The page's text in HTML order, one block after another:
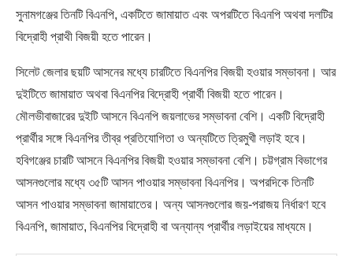
সুনামগঞ্জের তিনটি বিএনপি, একটিতে জামায়াত এবং অপরটিতে বিএনপি অথবা দলটির
বিদ্রোহী প্রাথী বিজয়ী হতে পারেন।
সিলেট জেলার ছয়টি আসনের মধ্যে চারটিতে বিএনপির বিজয়ী হওয়ার সম্ভাবনা। আর
দুইটিতে জামায়াত অথবা বিএনপির বিদ্রোহী প্রার্থী বিজয়ী হতে পারেন।
মৌলভীবাজারের দুইটি আসনে বিএনপি জয়লাভের সম্ভাবনা বেশি। একটি বিদ্রোহী
প্রার্থীর সঙ্গে বিএনপির তীব্র প্রতিযোগিতা ও অন্যটিতে ত্রিমুখী লড়াই হবে।
হবিগঞ্জের চারটি আসনে বিএনপির বিজয়ী হওয়ার সম্ভাবনা বেশি। চট্টগ্রাম বিভাগের
আসনগুলোর মধ্যে ৩৫টি আসন পাওয়ার সম্ভাবনা বিএনপির। অপরদিকে তিনটি
আসন পাওয়ার সম্ভাবনা জামায়াতের। অন্য আসনগুলোর জয়-পরাজয় নির্ধারণ হবে
বিএনপি, জামায়াত, বিএনপির বিদ্রোহী বা অন্যান্য প্রার্থীর লড়াইয়ের মাধ্যমে।